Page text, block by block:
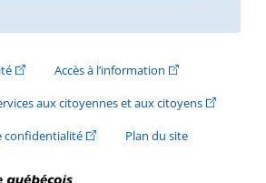
(Cet hyperlien externe s'ouvrira dans une
Accès à l’information(Cet hyperlien
aux citoyennes et aux citoyens(Cet
confidentialité(Cet hyperlien externe s'ouvrira
Plan du site